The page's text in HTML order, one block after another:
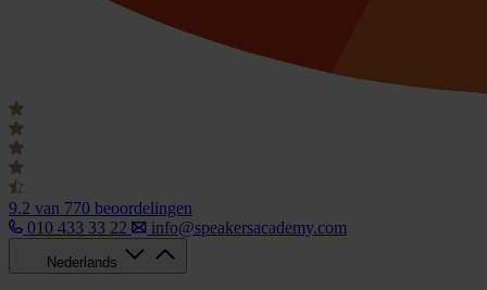
9.2 van 770 beoordelingen
010 433 33 22
info@speakersacademy.com
Nederlands